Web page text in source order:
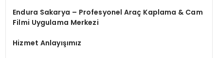
Endura Sakarya – Profesyonel Araç Kaplama & Cam
Filmi Uygulama Merkezi
Hizmet Anlayışımız